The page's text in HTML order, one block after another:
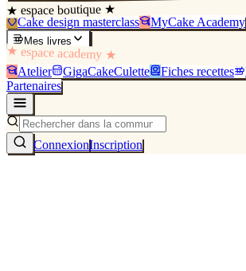
★ espace boutique ★
Cake design masterclass MyCake Academy
Mes livres
★ espace academy ★
Atelier GigaCakeCulette Fiches recettes
Partenaires
ConnexionInscription